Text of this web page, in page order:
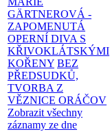
GÄRTNEROVÁ -
ZAPOMENUTÁ
OPERNÍ DIVA S
KŘIVOKLÁTSKÝMI
KOŘENY BEZ
PŘEDSUDKŮ,
TVORBA Z
VĚZNICE ORÁČOV
Zobrazit všechny
záznamy ze dne